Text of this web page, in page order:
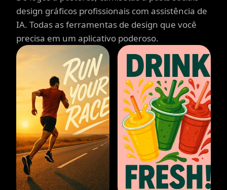
design gráficos profissionais com assistência de
IA. Todas as ferramentas de design que você
precisa em um aplicativo poderoso.